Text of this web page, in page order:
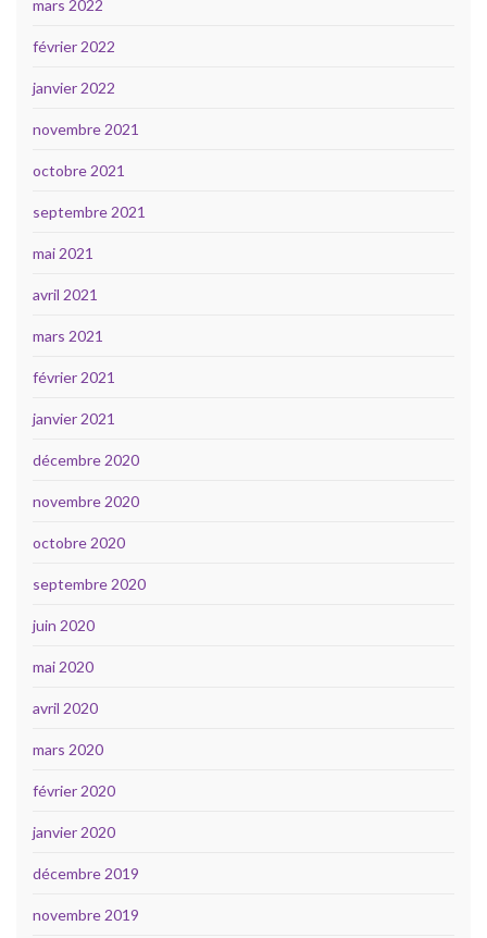
mars 2022
février 2022
janvier 2022
novembre 2021
octobre 2021
septembre 2021
mai 2021
avril 2021
mars 2021
février 2021
janvier 2021
décembre 2020
novembre 2020
octobre 2020
septembre 2020
juin 2020
mai 2020
avril 2020
mars 2020
février 2020
janvier 2020
décembre 2019
novembre 2019